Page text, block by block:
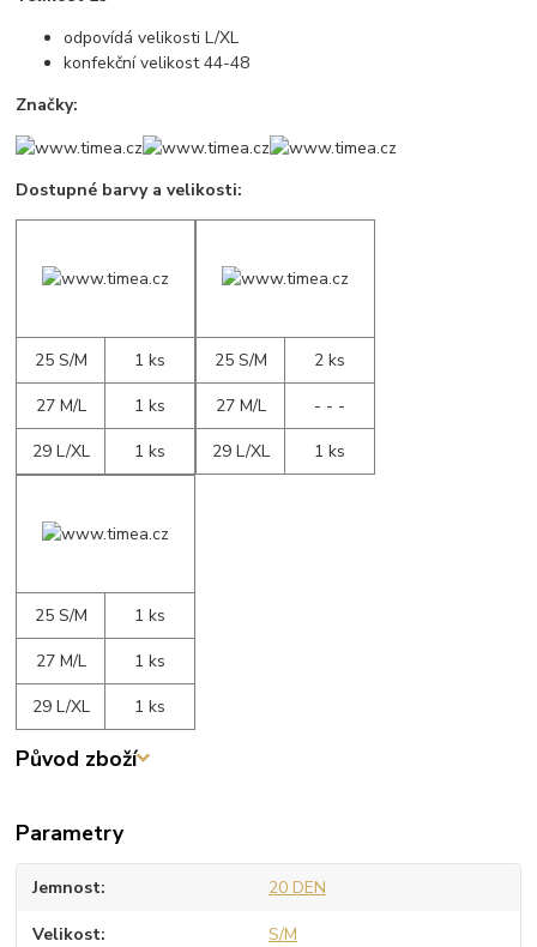
odpovídá velikosti L/XL
konfekční velikost 44-48
Značky:
Dostupné barvy a velikosti:
25 S/M
1 ks
27 M/L
1 ks
29 L/XL
1 ks
25 S/M
2 ks
27 M/L
- - -
29 L/XL
1 ks
25 S/M
1 ks
27 M/L
1 ks
29 L/XL
1 ks
Původ zboží
Parametry
Jemnost 20 DEN
Velikost S/M